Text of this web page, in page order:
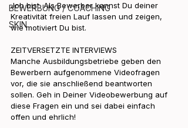
BEWERBUNG / COACHING
SKIN
Job bist. Als Bewerber kannst Du deiner
Kreativität freien Lauf lassen und zeigen,
wie motiviert Du bist.
ZEITVERSETZTE INTERVIEWS
Manche Ausbildungsbetriebe geben den
Bewerbern aufgenommene Videofragen
vor, die sie anschließend beantworten
sollen. Geh in Deiner Videobewerbung auf
diese Fragen ein und sei dabei einfach
offen und ehrlich!